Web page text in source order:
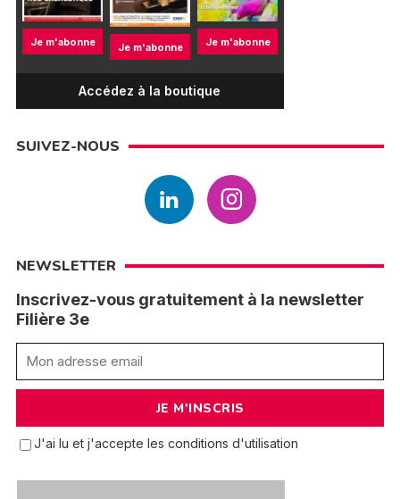
Je m'abonne Je m'abonne Je m'abonne
Accédez à la boutique
SUIVEZ-NOUS
NEWSLETTER
Inscrivez-vous gratuitement à la newsletter
Filière 3e
J'ai lu et j'accepte les conditions d'utilisation